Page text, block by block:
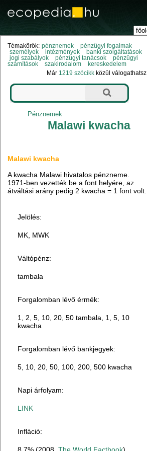
Témakörök: pénznemek
pénzügyi fogalmak
személyek
intézmények
banki szolgáltatások
jogi szabályok
pénzügyi tanácsok
pénzügyi
számítások
szakirodalom
kereskedelem
Már 1219 szócikk közül válogathatsz.
Pénznemek
Malawi kwacha
Malawi kwacha
A kwacha Malawi hivatalos pénzneme.
1971-ben vezették be a font helyére, az
átváltási arány pedig 2 kwacha = 1 font volt.
Jelölés:
MK, MWK
Váltópénz:
tambala
Forgalomban lévő érmék:
1, 2, 5, 10, 20, 50 tambala, 1, 5, 10
kwacha
Forgalomban lévő bankjegyek:
5, 10, 20, 50, 100, 200, 500 kwacha
Napi árfolyam:
LINK
Infláció: